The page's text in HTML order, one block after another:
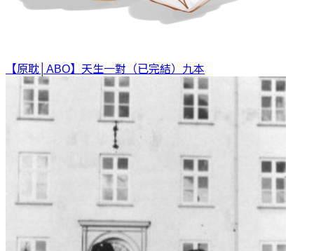
【原耽│ABO】天生一對（已完結） 九本